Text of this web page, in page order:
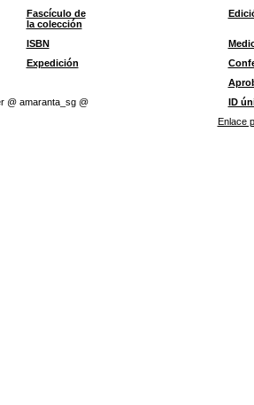
Fascículo de
la colección
ISBN
Expedición
@ amaranta_sg @
ID
Enlace